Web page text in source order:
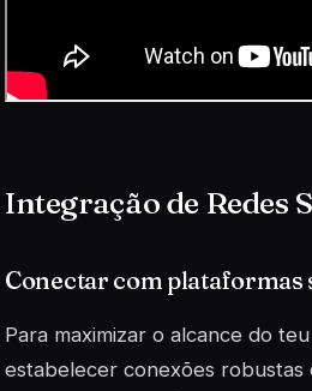
Integração de Redes
Conectar com plataformas
Para maximizar o alcance do
estabelecer conexões robustas